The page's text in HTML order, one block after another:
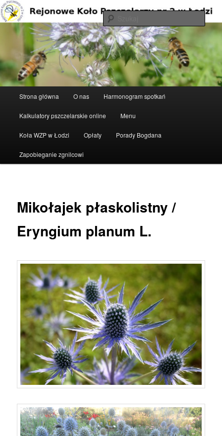
Przeskocz
do
tekstu
Rejonowe Koło Pszczelarzy nr 2 w
Łodzi
Strona główna O nas Harmonogram spotkań
Kalkulatory pszczelarskie online Menu
Koła WZP w Łodzi Opłaty Porady Bogdana
Zapobieganie zgnilcowi
Mikołajek płaskolistny /
Eryngium planum L.